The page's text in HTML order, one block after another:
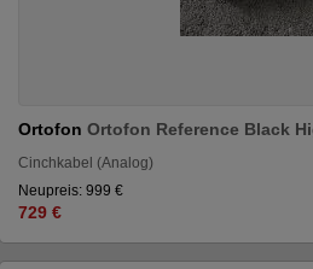
Ortofon Ortofon Reference Black
Cinchkabel (Analog)
Neupreis: 999 €
729 €